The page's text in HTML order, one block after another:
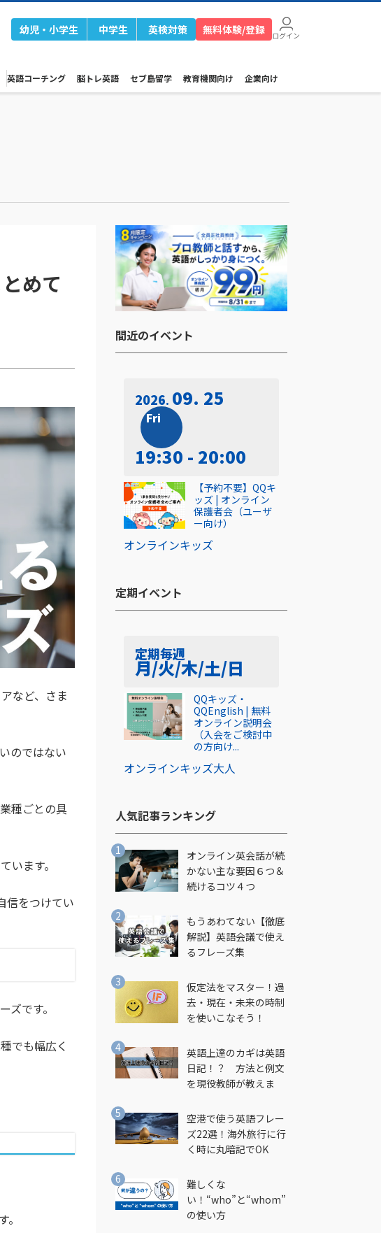
幼児・小学生 中学生 英検対策 無料体験/登録 ログイン
英語コーチング 脳トレ英語 セブ島留学 教育機関向け 企業向け
めて
など、さま
のではない
種ごとの具
います。
信をつけてい
です。
でも幅広く
間近のイベント​
2026 09. 25
Fri
19:30 - 20:00
オンラインキッズ
【予約不要】QQキ
ッズ | オンライン
保護者会（ユーザ
ー向け）
定期イベント​
定期毎週
月/火/木/土/日
オンラインキッズ大人
QQキッズ・
QQEnglish | 無料
オンライン説明会
（入会をご検討中
の方向け...
人気記事ランキング​
オンライン英会話が続
かない主な要因６つ＆
続けるコツ４つ
もうあわてない【徹底
解説】英語会議で使え
るフレーズ集
仮定法をマスター！過
去・現在・未来の時制
を使いこなそう！
英語上達のカギは英語
日記！？ 方法と例文
を現役教師が教えま
空港で使う英語フレー
ズ22選！海外旅行に行
く時に丸暗記でOK
難しくな
い！“who”と“whom”
の使い方